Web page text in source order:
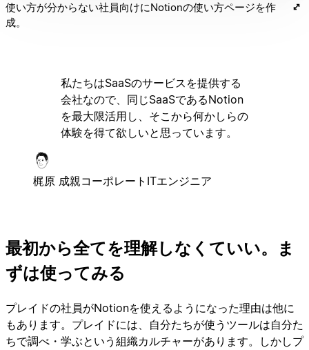
使い方が分からない社員向けにNotionの使い方ページを作
成。
私たちはSaaSのサービスを提供する
会社なので、同じSaaSであるNotion
を最大限活用し、そこから何かしらの
体験を得て欲しいと思っています。
梶原 成親コーポレートITエンジニア
最初から全てを理解しなくていい。ま
ずは使ってみる
プレイドの社員がNotionを使えるようになった理由は他に
もあります。プレイドには、自分たちが使うツールは自分た
ちで調べ・学ぶという組織カルチャーがあります。しかしプ